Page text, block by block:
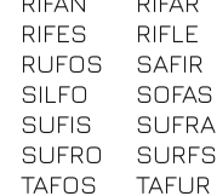
RIFES
RIFLE
RUFOS
SAFIR
SILFO
SOFAS
SUFIS
SUFRA
SUFRO
SURFS
TAFOS
TAFUR